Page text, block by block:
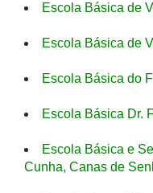
Escola Básica de
Escola Básica de
Escola Básica do
Escola Básica Dr.
Escola Básica e
Cunha, Canas de